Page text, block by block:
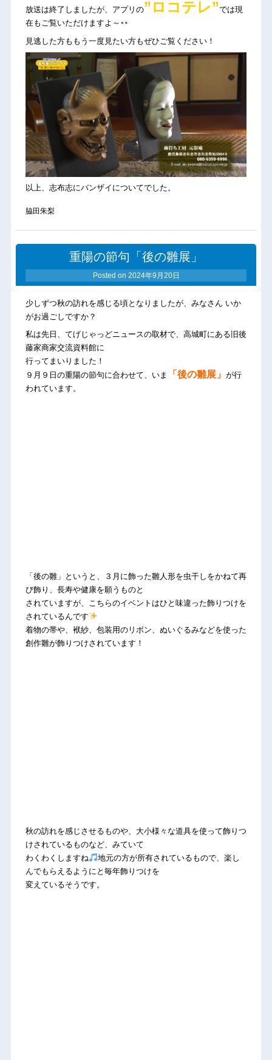
放送は終了しましたが、アプリの”ロコテレ”では現
在もご覧いただけますよ～
見逃した方ももう一度見たい方もぜひご覧ください！
以上、志布志にバンザイについてでした。
脇田朱梨
重陽の節句「後の雛展」
Posted on 2024年9月20日
少しずつ秋の訪れを感じる頃となりましたが、みなさん いか
がお過ごしですか？
私は先日、てげじゃっどニュースの取材で、高城町にある旧後
藤家商家交流資料館に
行ってまいりました！
９月９日の重陽の節句に合わせて、いま
「後の雛展」 が行
われています。
「後の雛」というと、３月に飾った雛人形を虫干しをかねて再
び飾り、長寿や健康を願うものと
されていますが、こちらのイベントはひと味違った飾りつけを
されているんです
着物の帯や、袱紗、包装用のリボン、ぬいぐるみなどを使った
創作雛が飾りつけされています！
秋の訪れを感じさせるものや、大小様々な道具を使って飾りつ
けされているものなど、みていて
わくわくしますね
地元の方が所有されているもので、楽し
んでもらえるようにと毎年飾りつけを
変えているそうです。